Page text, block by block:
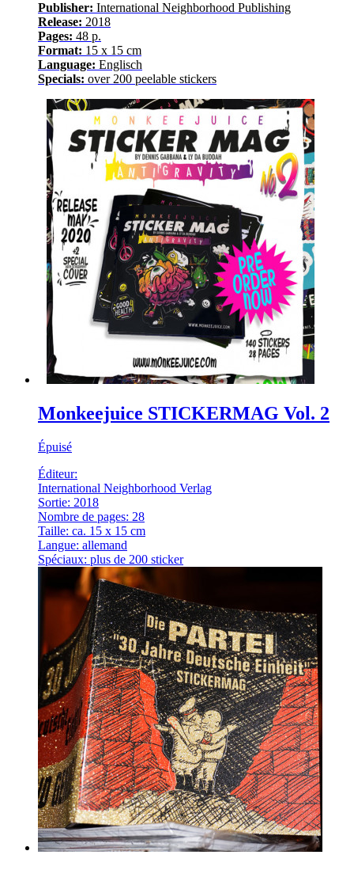
Publisher: International Neighborhood Publishing
Release: 2018
Pages: 48 p.
Format: 15 x 15 cm
Language: Englisch
Specials: over200 peelable stickers
Monkeejuice STICKERMAG Vol. 2
Épuisé
Éditeur:
International Neighborhood Verlag
Sortie: 2018
Nombre de pages: 28
Taille: ca. 15 x 15 cm
Langue: allemand
Spéciaux: plus de 200 sticker